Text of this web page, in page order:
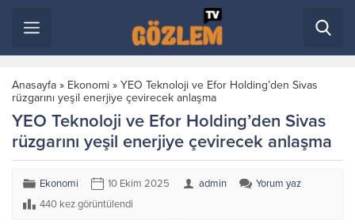
Anasayfa » Ekonomi » YEO Teknoloji ve Efor Holding’den Sivas
rüzgarını yeşil enerjiye çevirecek anlaşma
YEO Teknoloji ve Efor Holding’den Sivas
rüzgarını yeşil enerjiye çevirecek anlaşma
Ekonomi 10 Ekim 2025 admin
Yorum yaz
440 kez görüntülendi